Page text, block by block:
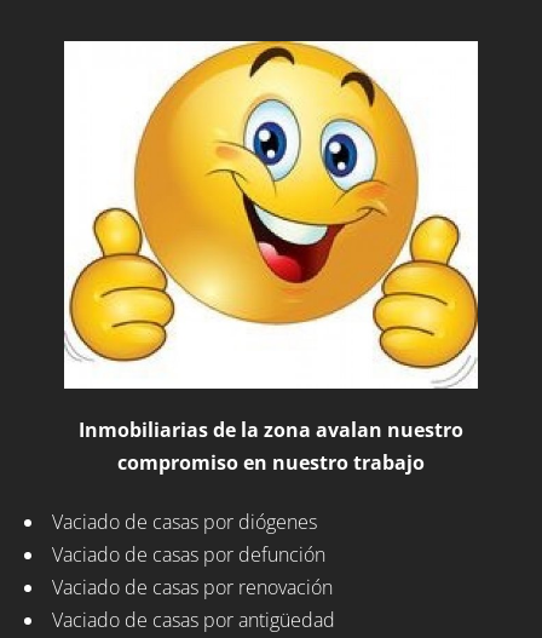
Inmobiliarias de la zona avalan nuestro
compromiso en nuestro trabajo
Vaciado de casas por diógenes
Vaciado de casas por defunción
Vaciado de casas por renovación
Vaciado de casas por antigüedad